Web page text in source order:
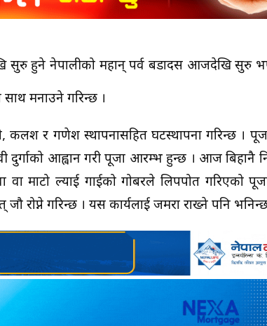
सुरु हुने नेपालीको महान् पर्व बडादसैँ आजदेखि सुरु
मनाउने गरिन्छ ।
कलश र गणेश स्थापनासहित घटस्थापना गरिन्छ ।
दुर्गाको आह्वान गरी पूजा आरम्भ हुन्छ । आज बिहानै
माटो ल्याई गाईको गोबरले लिपपोत गरिएको
रोप्ने गरिन्छ । यस कार्यलाई जमरा राख्ने पनि